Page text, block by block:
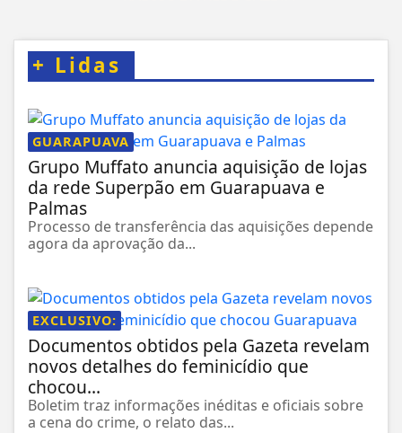
+ Lidas
GUARAPUAVA
Grupo Muffato anuncia aquisição de lojas
da rede Superpão em Guarapuava e
Palmas
Processo de transferência das aquisições depende
agora da aprovação da...
EXCLUSIVO:
Documentos obtidos pela Gazeta revelam
novos detalhes do feminicídio que
chocou...
Boletim traz informações inéditas e oficiais sobre
a cena do crime, o relato das...